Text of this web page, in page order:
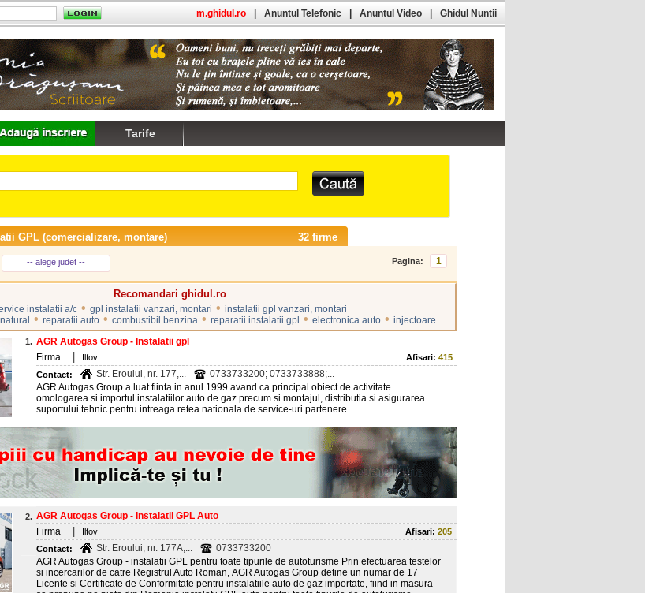
32 firme
GPL (comercializare, montare)
-- alege judet -- Pagina: 1
Recomandari ghidul.ro
instalatii a/c • gpl instalatii vanzari, montari • instalatii gpl vanzari, montari
• reparatii auto • combustibil benzina • reparatii instalatii gpl • electronica auto • injectoare
1. AGR Autogas Group - Instalatii gpl
Firma
Ilfov Afisari: 415
Contact:
Str. Eroului, nr. 177,...
0733733200; 0733733888;...
AGR Autogas Group a luat fiinta in anul 1999 avand ca principal obiect de activitate
omologarea si importul instalatiilor auto de gaz precum si montajul, distributia si asigurarea
suportului tehnic pentru intreaga retea nationala de service-uri partenere.
2. AGR Autogas Group - Instalatii GPL Auto
Firma
Ilfov Afisari: 205
Contact:
Str. Eroului, nr. 177A,...
0733733200
AGR Autogas Group - instalatii GPL pentru toate tipurile de autoturisme Prin efectuarea testelor
si incercarilor de catre Registrul Auto Roman, AGR Autogas Group detine un numar de 17
Licente si Certificate de Conformitate pentru instalatiile auto de gaz importate, fiind in masura
m.ghidul.ro Anuntul Telefonic Anuntul Video Ghidul Nuntii
Tarife